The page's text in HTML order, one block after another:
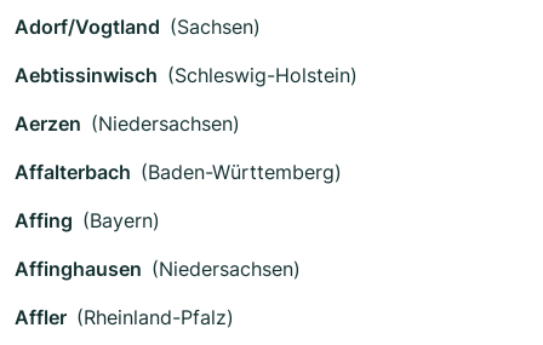
Adorf/Vogtland (Sachsen)
Aebtissinwisch (Schleswig-Holstein)
Aerzen (Niedersachsen)
Affalterbach (Baden-Württemberg)
Affing (Bayern)
Affinghausen (Niedersachsen)
Affler (Rheinland-Pfalz)